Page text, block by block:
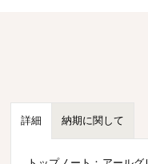
詳細 納期に関して